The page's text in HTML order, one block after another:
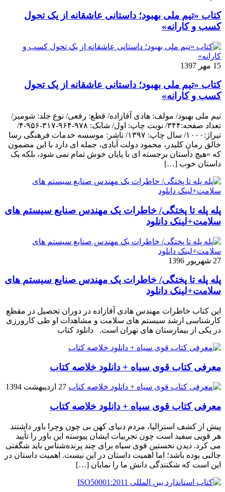
کتاب «تیم ملی بهبود؛ داستانی عاشقانه از یک تحول
کسب و کارانه»
15 مهر 1397
کتاب «تیم ملی بهبود؛ داستانی عاشقانه از یک تحول
کسب و کارانه»
تیم ملی بهبود/ مولف: هادی آقازاده/ قطع: رقعی/ نوع جلد: شومیز/
تعداد صفحه:۳۴۴/ نوبت چاپ: اول/ شابک: ۹۷۸-۹۶۴-۳۱۷-۹۵۶-۴/
تیراژ:۱۰۰۰/ سال چاپ: ۱۳۹۷/ ناشر: موسسه خدمات فرهنگی رسا
خالق رمانِ کلیدر، محمود دولت آبادی، جمله ای دارد با این مضمون
که «هیچ داستان برجسته ای با پایان خوش تمام نمی شود، بلکه یک
داستان خوب […]
پله پله تا پختگی/ خاطرات یک مهندس صنایع سیستم های
سلامت+لینک دانلود
27 شهریور 1396
پله پله تا پختگی/ خاطرات یک مهندس صنایع سیستم های
سلامت+لینک دانلود
این کتاب خاطرات مهندس هادی آقازاده در دوران تحصیل در مقطع
کارشناسی ارشد سیستم های سلامت و مشاهدات او طی کارورزی
در یکی از بیمارستان های تهران است. دانلود کتاب
معرفی کتاب قوی سیاه + دانلود خلاصه کتاب
27 اردیبهشت 1394
معرفی کتاب قوی سیاه + دانلود خلاصه کتاب
پیش از کشف استرالیا، مردم دنیاى کهن بی چون وچرا باور داشتند
هر قویى سفید است چون تجربیات ایشان پیوسته این باور را تأیید
می کرد. دیدن نخستین قوى سیاه براى چند پرنده‌شناس باید شگفتى
جالبى بوده باشد؛ اما اهمیت داستان در این نیست. اهمیت داستان در
این است که شکنندگى دانش ما را نمایان […]